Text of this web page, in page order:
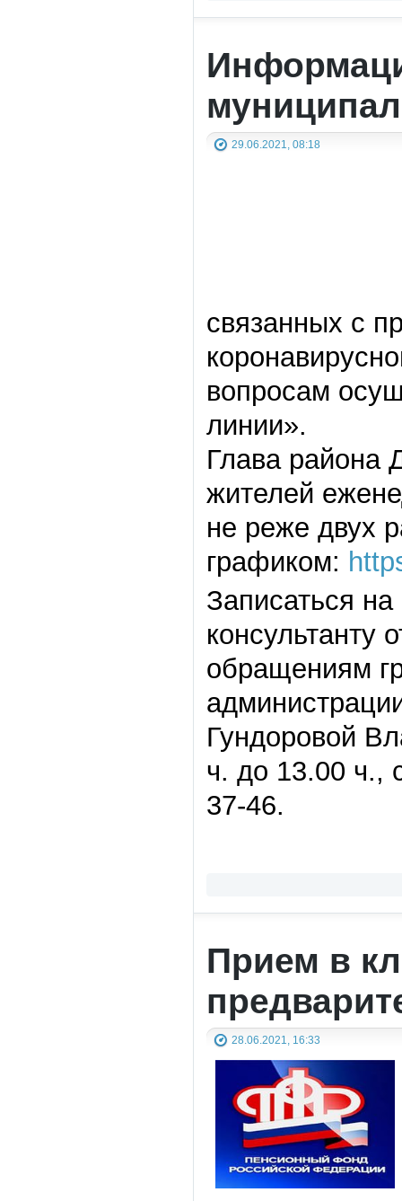
29.06.2021, 08:18
связанных с
вопросам
линии».
Глава района
жителей
не реже двух
графиком:
Записаться
консультанту
обращениям
Гундоровой
ч. до 13.00 ч.,
37-46.
Прием в
28.06.2021, 16:33